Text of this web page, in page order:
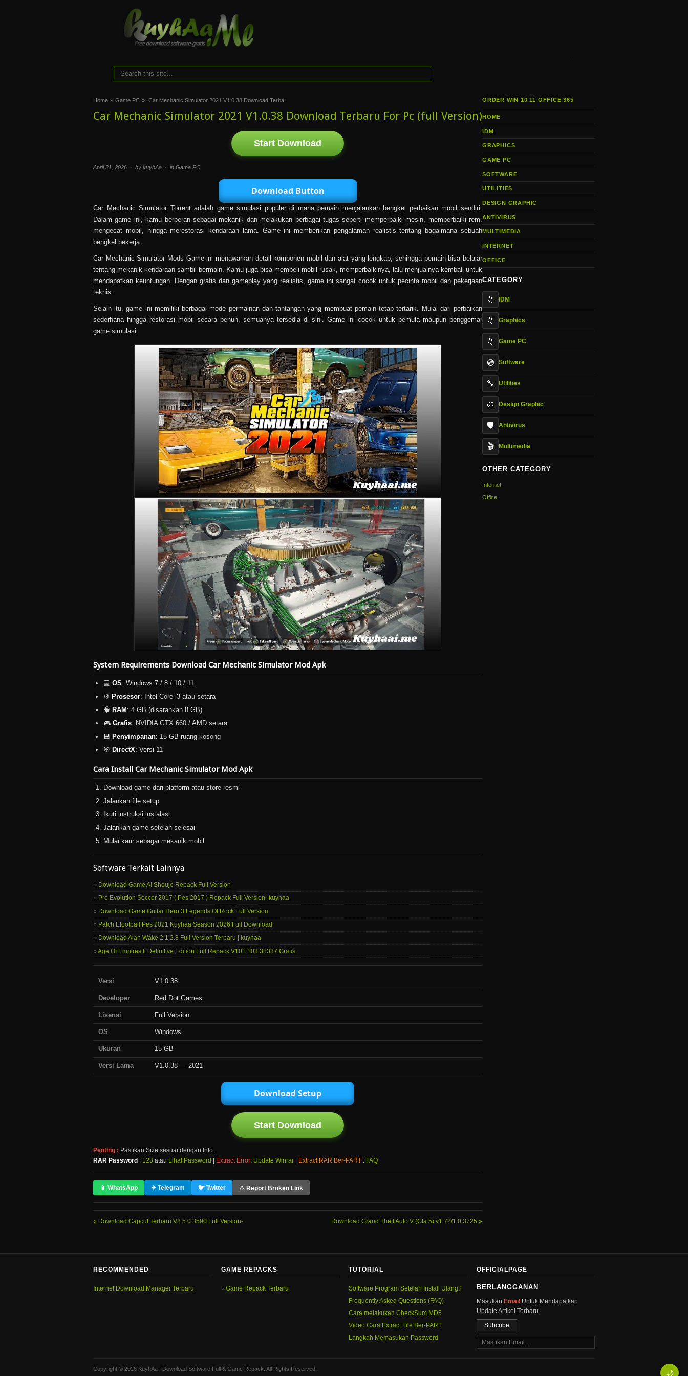
Home » Game PC » Car Mechanic Simulator 2021 V1.0.38 Download Terba
Car Mechanic Simulator 2021 V1.0.38 Download Terbaru For Pc (full Version)
Start Download
April 21, 2026 · by kuyhAa · in Game PC
Download Button
Car Mechanic Simulator Torrent adalah game simulasi populer di mana pemain menjalankan bengkel perbaikan mobil sendiri.
Dalam game ini, kamu berperan sebagai mekanik dan melakukan berbagai tugas seperti memperbaiki mesin, memperbaiki rem,
mengecat mobil, hingga merestorasi kendaraan lama. Game ini memberikan pengalaman realistis tentang bagaimana sebuah
bengkel bekerja.
Car Mechanic Simulator Mods Game ini menawarkan detail komponen mobil dan alat yang lengkap, sehingga pemain bisa belajar
tentang mekanik kendaraan sambil bermain. Kamu juga bisa membeli mobil rusak, memperbaikinya, lalu menjualnya kembali untuk
mendapatkan keuntungan. Dengan grafis dan gameplay yang realistis, game ini sangat cocok untuk pecinta mobil dan pekerjaan
teknis.
Selain itu, game ini memiliki berbagai mode permainan dan tantangan yang membuat pemain tetap tertarik. Mulai dari perbaikan
sederhana hingga restorasi mobil secara penuh, semuanya tersedia di sini. Game ini cocok untuk pemula maupun penggemar
game simulasi.
System Requirements Download Car Mechanic Simulator Mod Apk
💻 OS: Windows 7 / 8 / 10 / 11
⚙️ Prosesor: Intel Core i3 atau setara
🧠 RAM : 4 GB (disarankan 8 GB)
🎮 Grafis: NVIDIA GTX 660 / AMD setara
💾 Penyimpanan: 15 GB ruang kosong
🎯 DirectX: Versi 11
Cara Install Car Mechanic Simulator Mod Apk
Download game dari platform atau store resmi
Jalankan file setup
Ikuti instruksi instalasi
Jalankan game setelah selesai
Mulai karir sebagai mekanik mobil
Software Terkait Lainnya
Download Game AI Shoujo Repack Full Version
Pro Evolution Soccer 2017 ( Pes 2017 ) Repack Full Version -kuyhaa
Download Game Guitar Hero 3 Legends Of Rock Full Version
Patch Efootball Pes 2021 Kuyhaa Season 2026 Full Download
Download Alan Wake 2 1.2.8 Full Version Terbaru | kuyhaa
Age Of Empires Ii Definitive Edition Full Repack V101.103.38337 Gratis
Versi V1.0.38
Developer Red Dot Games
Lisensi Full Version
OS Windows
Ukuran 15 GB
Versi Lama V1.0.38 — 2021
Download Setup
Start Download
Penting : Pastikan Size sesuai dengan Info.
RAR Password : 123 atau Lihat Password Extract Error: Update Winrar Extract RAR Ber-PART : FAQ
📱 WhatsApp ✈ Telegram 🐦 Twitter ⚠ Report Broken Link
Download Capcut Terbaru V8.5.0.3590 Full Version- Download Grand Theft Auto V (Gta 5) v1.72/1.0.3725
ORDER WIN 10 11 OFFICE 365
HOME
IDM
GRAPHICS
GAME PC
SOFTWARE
UTILITIES
DESIGN GRAPHIC
ANTIVIRUS
MULTIMEDIA
INTERNET
OFFICE
CATEGORY
📁 IDM
📁 Graphics
📁 Game PC
💿 Software
🔧 Utilities
🎨 Design Graphic
🛡️ Antivirus
🎬 Multimedia
OTHER CATEGORY
Internet
Office
RECOMMENDED
Internet Download Manager Terbaru
GAME REPACKS
Game Repack Terbaru
TUTORIAL
Software Program Setelah Install Ulang?
Frequently Asked Questions (FAQ)
Cara melakukan CheckSum MD5
Video Cara Extract File Ber-PART
Langkah Memasukan Password
OFFICIALPAGE
BERLANGGANAN
Masukan Email Untuk Mendapatkan
Update Artikel Terbaru
Subcribe
Copyright © 2026 KuyhAa | Download Software Full & Game Repack. All Rights Reserved. 🌙